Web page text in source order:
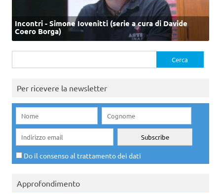
Incontri - Simone Iovenitti (serie a cura di Davide
Coero Borga)
per:
Per ricevere la newsletter
Do il consenso al trattamento dei dati
Approfondimento